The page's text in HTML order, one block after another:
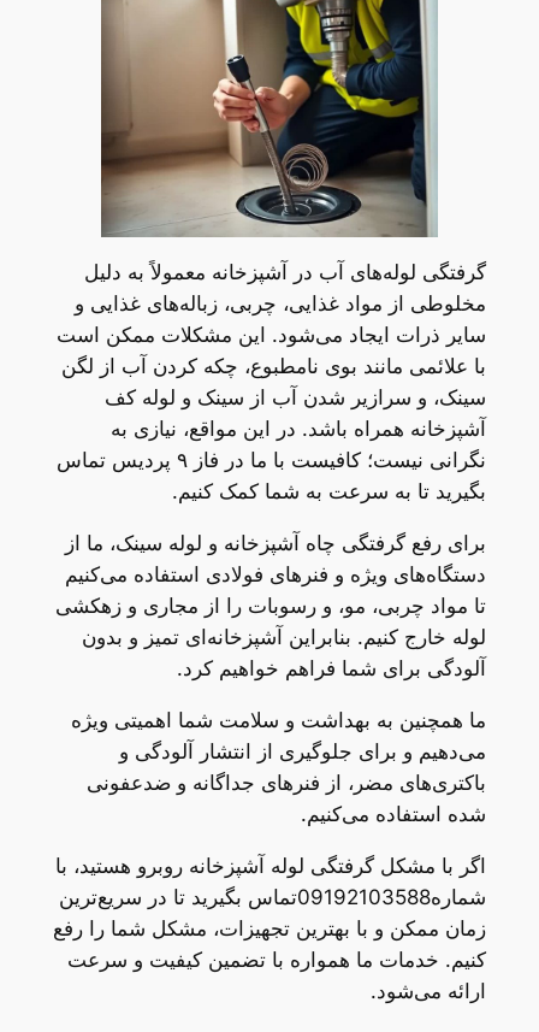
گرفتگی لوله‌های آب در آشپزخانه معمولاً به دلیل
مخلوطی از مواد غذایی، چربی، زباله‌های غذایی و
سایر ذرات ایجاد می‌شود. این مشکلات ممکن است
با علائمی مانند بوی نامطبوع، چکه کردن آب از لگن
سینک، و سرازیر شدن آب از سینک و لوله کف
آشپزخانه همراه باشد. در این مواقع، نیازی به
نگرانی نیست؛ کافیست با ما در فاز ۹ پردیس تماس
بگیرید تا به سرعت به شما کمک کنیم.
برای رفع گرفتگی چاه آشپزخانه و لوله سینک، ما از
دستگاه‌های ویژه و فنرهای فولادی استفاده می‌کنیم
تا مواد چربی، مو، و رسوبات را از مجاری و زهکشی
لوله خارج کنیم. بنابراین آشپزخانه‌ای تمیز و بدون
آلودگی برای شما فراهم خواهیم کرد.
ما همچنین به بهداشت و سلامت شما اهمیتی ویژه
می‌دهیم و برای جلوگیری از انتشار آلودگی و
باکتری‌های مضر، از فنرهای جداگانه و ضدعفونی
شده استفاده می‌کنیم.
اگر با مشکل گرفتگی لوله آشپزخانه روبرو هستید، با
شماره09192103588تماس بگیرید تا در سریع‌ترین
زمان ممکن و با بهترین تجهیزات، مشکل شما را رفع
کنیم. خدمات ما همواره با تضمین کیفیت و سرعت
ارائه می‌شود.